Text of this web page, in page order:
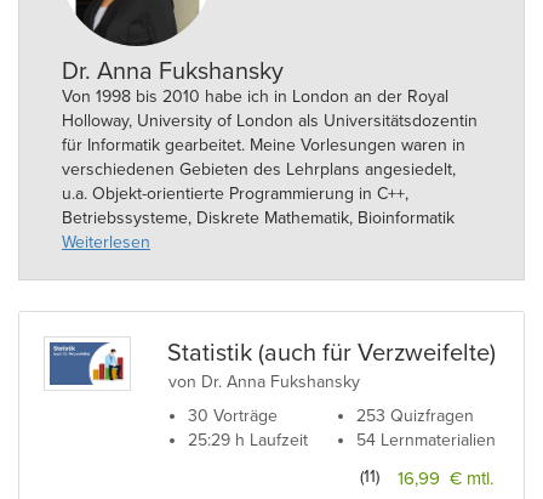
Dr. Anna Fukshansky
Von 1998 bis 2010 habe ich in London an der Royal
Holloway, University of London als Universitätsdozentin
für Informatik gearbeitet. Meine Vorlesungen waren in
verschiedenen Gebieten des Lehrplans angesiedelt,
u.a. Objekt-orientierte Programmierung in C++,
Betriebssysteme, Diskrete Mathematik, Bioinformatik
und Mathematik für Medizininformatiker. Meine
Statistik, Algebra, endliche Gruppentheorie.
Davor habe ich während meines Diplomstudiums in
Mathematik und meiner Promotion mathematische
Vorlesungen in Tutoraten betreut und Schüler sowohl
in Begabtenförderungsprogrammen als auch in Form
Weiterlesen
Statistik (auch für Verzweifelte)
von Dr. Anna Fukshansky
30 Vorträge
25:29 h Laufzeit
253 Quizfragen
54 Lernmaterialien
16,99 € mtl.
(11)